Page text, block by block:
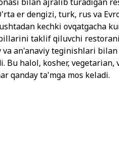
er dengizi, turk, rus va
kechki ovqatgacha
taklif qiluvchi
va an'anaviy teginishlari
Bu halol, kosher, vegetarian,
qanday ta'mga mos keladi.